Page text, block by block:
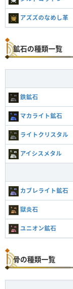
アズズのなめし革
鉱石の種類一覧
鉄鉱石
マカライト鉱石
ライトクリスタル
アイシスメタル
カブレライト鉱石
獄炎石
ユニオン鉱石
骨の種類一覧